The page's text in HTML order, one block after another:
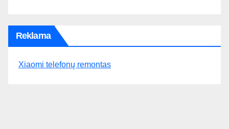
Reklama
Xiaomi telefonų remontas